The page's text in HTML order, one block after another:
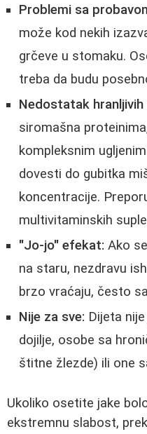
Problemi sa
može kod nekih
grčeve u stomaku.
treba da budu
Nedostatak hranljivih
siromašna
kompleksnim
dovesti do gubitka
koncentracije.
multivitaminskih
"Jo-jo" efekat: Ako
na staru, nezdravu
brzo vraćaju, često
Nije za sve: Dijeta
dojilje, osobe sa
štitne žlezde) ili one
Ukoliko osetite jake
ekstremnu slabost,